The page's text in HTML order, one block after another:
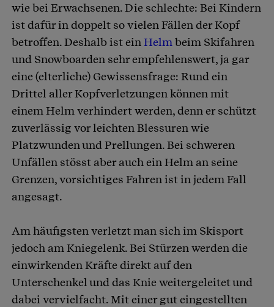
wie bei Erwachsenen. Die schlechte: Bei Kindern
ist dafür in doppelt so vielen Fällen der Kopf
betroffen. Deshalb ist einHelmbeim Skifahren
und Snowboarden sehr empfehlenswert, ja gar
eine (elterliche) Gewissensfrage: Rund ein
Drittel aller Kopfverletzungen können mit
einem Helm verhindert werden, denn er schützt
zuverlässig vor leichten Blessuren wie
Platzwunden und Prellungen. Bei schweren
Unfällen stösst aber auch ein Helm an seine
Grenzen, vorsichtiges Fahren ist in jedem Fall
angesagt.
Am häufigsten verletzt man sich im Skisport
jedoch am Kniegelenk. Bei Stürzen werden die
einwirkenden Kräfte direkt auf den
Unterschenkel und das Knie weitergeleitet und
dabei vervielfacht. Mit einer gut eingestellten